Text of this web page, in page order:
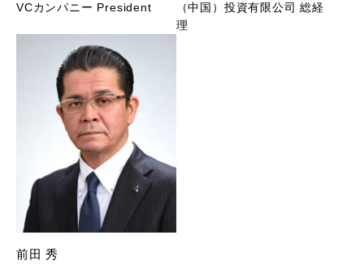
VCカンパニー President
（中国）投資有限公司 総経
理
前田 秀